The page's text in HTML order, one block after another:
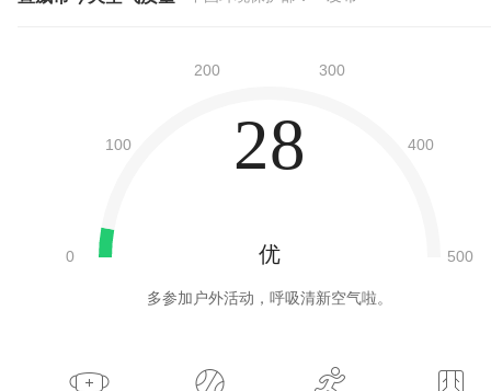
28
优
多参加户外活动，呼吸清新空气啦。